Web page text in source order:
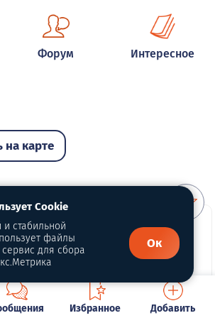
Форум Интересное
на карте
Избранное Добавить
Cookie
стабильной
файлы
для сбора
Ок